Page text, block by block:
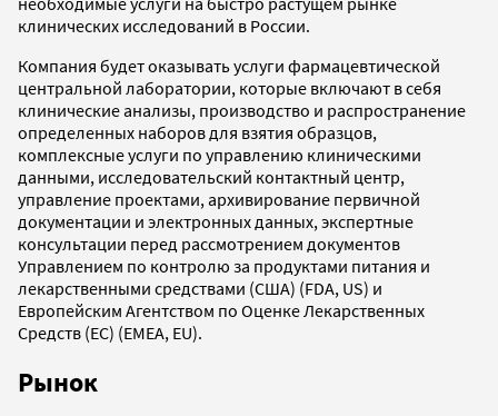
клинических исследований в России.
Компания будет оказывать услуги фармацевтической
центральной лаборатории, которые включают в себя
клинические анализы, производство и распространение
определенных наборов для взятия образцов,
комплексные услуги по управлению клиническими
данными, исследовательский контактный центр,
управление проектами, архивирование первичной
документации и электронных данных, экспертные
консультации перед рассмотрением документов
Управлением по контролю за продуктами питания и
лекарственными средствами (США) (FDA, US) и
Европейским Агентством по Оценке Лекарственных
Средств (ЕС) (EMEA, EU).
Рынок